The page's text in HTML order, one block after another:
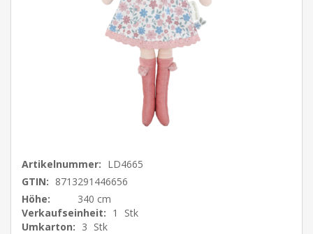
Artikelnummer: LD4665
GTIN: 8713291446656
Höhe:
340 cm
Verkaufseinheit: 1
Stk
Umkarton: 3 Stk